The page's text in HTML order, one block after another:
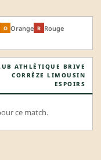
O Orange R Rouge
ATHLÉTIQUE BRIVE
CORRÈZE LIMOUSIN
ESPOIRS
ce match.